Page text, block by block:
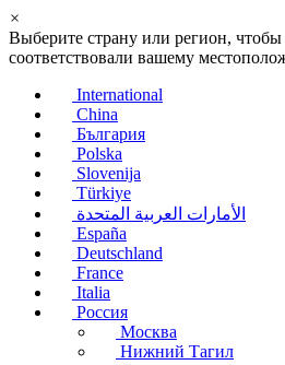
×
Выберите страну или регион,
соответствовали вашему
International
China
България
Polska
Slovenija
Türkiye
الأمارات العربية المتحدة
España
Deutschland
France
Italia
Россия
Москва
Нижний Тагил